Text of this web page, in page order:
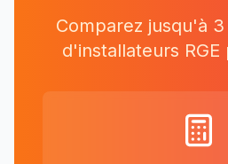
Comparez jusqu'à
d'installateurs RGE